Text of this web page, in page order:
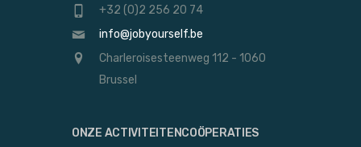
+32 (0)2 256 20 74
info@jobyourself.be
Charleroisesteenweg 112 - 1060
Brussel
ONZE ACTIVITEITENCOÖPERATIES